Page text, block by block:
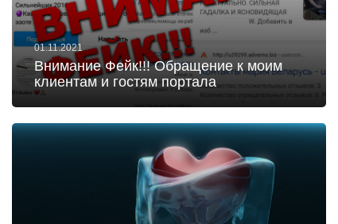
01.11.2021
Внимание Фейк!!! Обращение к моим
клиентам и гостям портала